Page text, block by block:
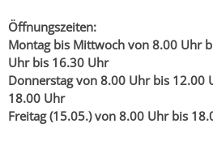
Öffnungszeiten:
Montag bis Mittwoch von 8.00 Uhr
Uhr bis 16.30 Uhr
Donnerstag von 8.00 Uhr bis 12.00
18.00 Uhr
Freitag (15.05.) von 8.00 Uhr bis